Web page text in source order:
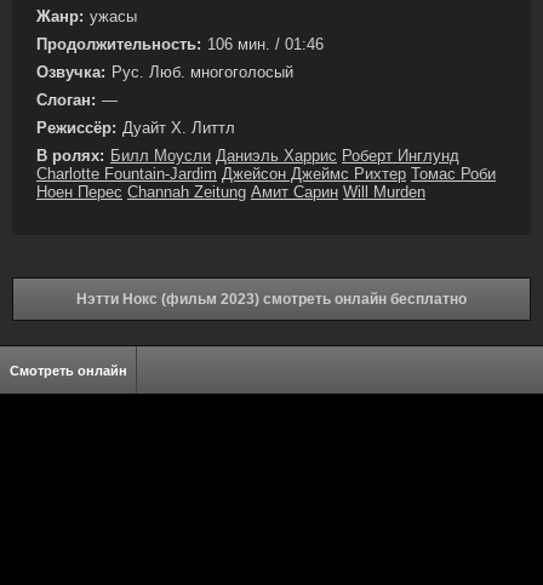
Жанр: ужасы
Продолжительность: 106 мин. / 01:46
Озвучка: Рус. Люб. многоголосый
Слоган: —
Режиссёр: Дуайт Х. Литтл
В ролях: Билл Моусли Даниэль Харрис Роберт Инглунд
Charlotte Fountain-Jardim Джейсон Джеймс Рихтер Томас Роби
Ноен Перес Channah Zeitung Амит Сарин Will Murden
Нэтти Нокс (фильм 2023) смотреть онлайн бесплатно
Смотреть онлайн